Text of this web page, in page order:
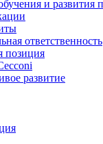
и развития
ответственность
позиция
развитие